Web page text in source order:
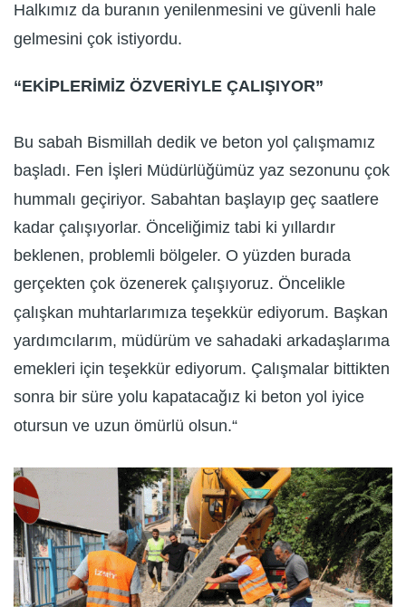
Halkımız da buranın yenilenmesini ve güvenli hale
gelmesini çok istiyordu.
“EKİPLERİMİZ ÖZVERİYLE ÇALIŞIYOR”
Bu sabah Bismillah dedik ve beton yol çalışmamız
başladı. Fen İşleri Müdürlüğümüz yaz sezonunu çok
hummalı geçiriyor. Sabahtan başlayıp geç saatlere
kadar çalışıyorlar. Önceliğimiz tabi ki yıllardır
beklenen, problemli bölgeler. O yüzden burada
gerçekten çok özenerek çalışıyoruz. Öncelikle
çalışkan muhtarlarımıza teşekkür ediyorum. Başkan
yardımcılarım, müdürüm ve sahadaki arkadaşlarıma
emekleri için teşekkür ediyorum. Çalışmalar bittikten
sonra bir süre yolu kapatacağız ki beton yol iyice
otursun ve uzun ömürlü olsun.“